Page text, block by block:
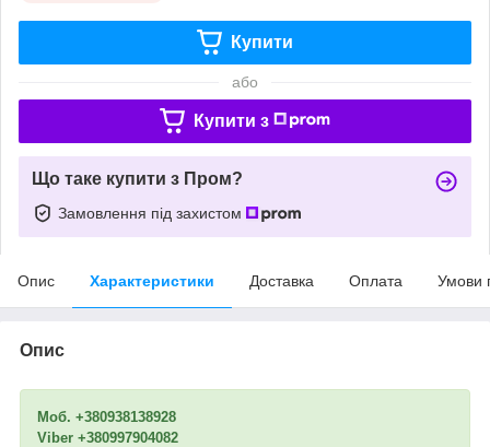
Купити
або
Купити з
Що таке купити з Пром?
Замовлення під захистом
Опис Характеристики Доставка Оплата Умови
Опис
Моб. +380938138928
Viber +380997904082